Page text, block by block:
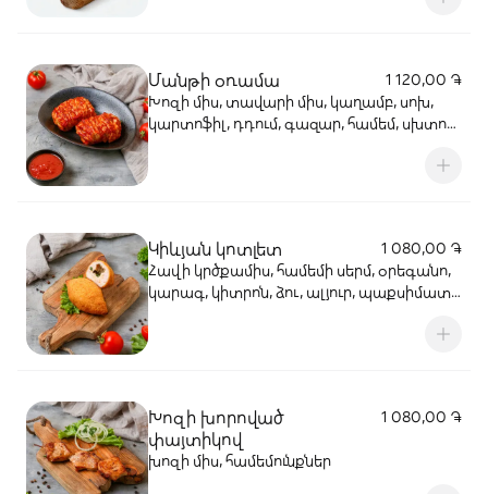
Մանթի օռամա
1 120,00 ֏
Խոզի միս, տավարի միս, կաղամբ, սոխ,
կարտոֆիլ, դդում, գազար, համեմ, սխտոր,
Կիևյան կոտլետ
1 080,00 ֏
Հավի կրծքամիս, համեմի սերմ, օրեգանո,
կարագ, կիտրոն, ձու, ալյուր, պաքսիմատ,
Խոզի խորոված
փայտիկով
1 080,00 ֏
խոզի միս, համեմունքներ